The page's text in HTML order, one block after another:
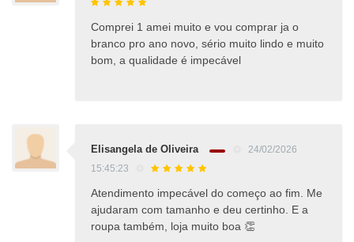
Comprei 1 amei muito e vou comprar ja o
branco pro ano novo, sério muito lindo e muito
bom, a qualidade é impecável
Elisangela de Oliveira
24/02/2026
15:45:23
Atendimento impecável do começo ao fim. Me
ajudaram com tamanho e deu certinho. E a
roupa também, loja muito boa 👏